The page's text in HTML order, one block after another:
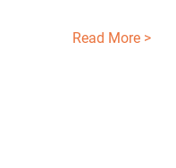
Read More >